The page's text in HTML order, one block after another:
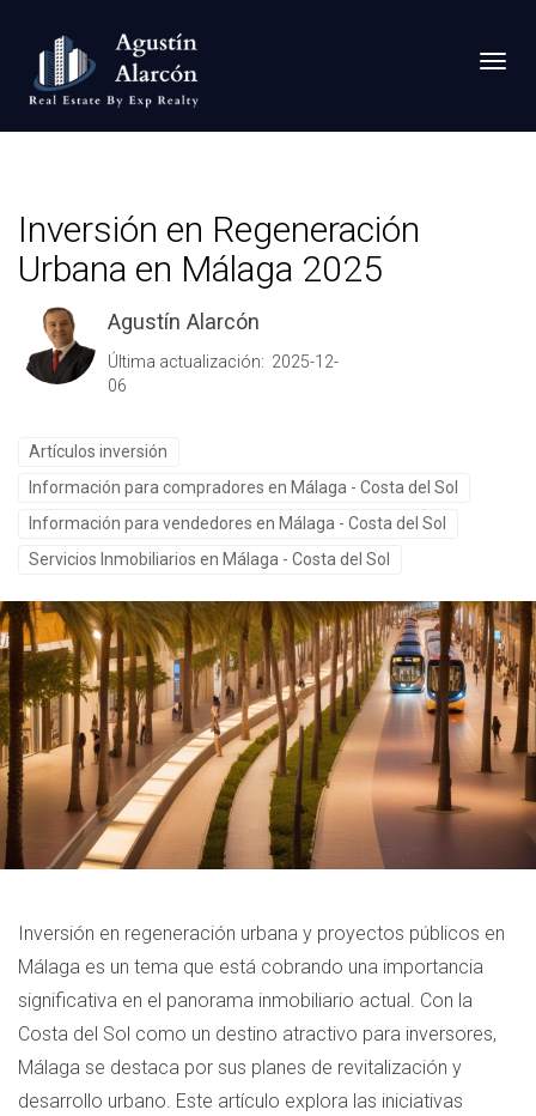
Inversión en Regeneración
Urbana en Málaga 2025
Agustín Alarcón
Última actualización: 2025-12-
06
Artículos inversión
Información para compradores en Málaga - Costa del Sol
Información para vendedores en Málaga - Costa del Sol
Servicios Inmobiliarios en Málaga - Costa del Sol
Inversión en regeneración urbana y proyectos públicos en
Málaga es un tema que está cobrando una importancia
significativa en el panorama inmobiliario actual. Con la
Costa del Sol como un destino atractivo para inversores,
Málaga se destaca por sus planes de revitalización y
desarrollo urbano. Este artículo explora las iniciativas